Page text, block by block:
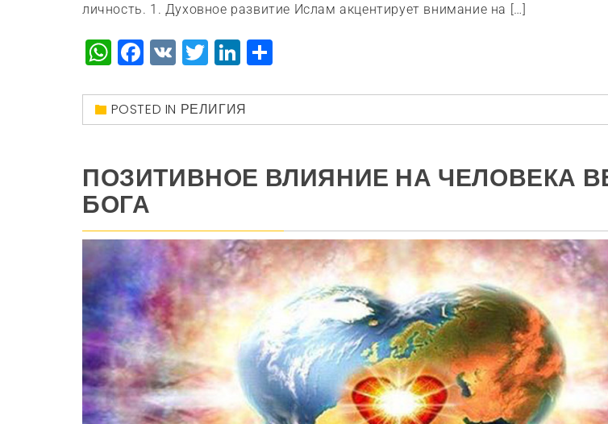
личность. 1. Духовное развитие Ислам акцентирует внимание на […]
WhatsApp
Facebook
VK TwitterLinkedIn
POSTED IN РЕЛИГИЯ
ПОЗИТИВНОЕ ВЛИЯНИЕ НА ЧЕЛОВЕКА
БОГА